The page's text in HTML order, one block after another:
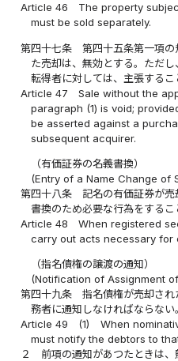
Article 46
The property
must be sold separately.
第四十七条
第四十五条第一項
た売却は、無効とする。ただ
転得者に対しては、主張するこ
Article 47
Sale without the
paragraph (1) is void;
be asserted against a
subsequent acquirer.
（有価証券の名義書換）
(Entry of a Name Change of
第四十八条
記名の有価証券が
書換のため必要な行為をするこ
Article 48
When registered
carry out acts necessary for
（指名債権の譲渡の通知）
(Notification of Assignment
第四十九条
指名債権が売却さ
務者に通知しなければならない
Article 49
(1)
When
must notify the debtors to
２
前項の通知があつたときは